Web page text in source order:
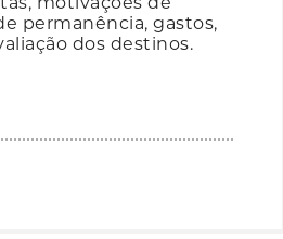
permanência, gastos,
dos destinos.